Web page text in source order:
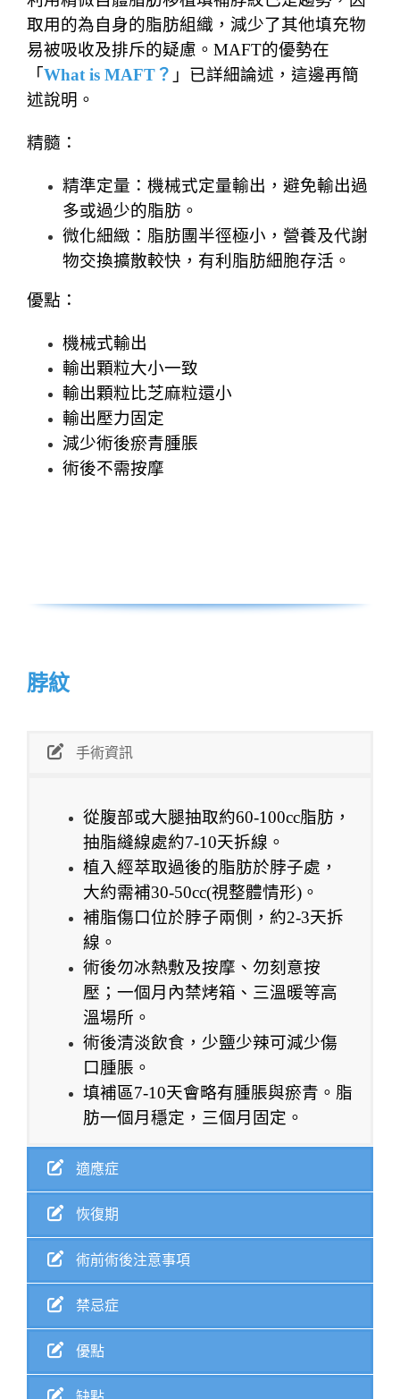
取用的為自身的脂肪組織，減少了其他填充物
易被吸收及排斥的疑慮。 MAFT的優勢在
「What is MAFT？ 」已詳細論述，這邊再簡
述說明。
精髓：
精準定量：機械式定量輸出，避免輸出過
多或過少的脂肪。
微化細緻：脂肪團半徑極小，營養及代謝
物交換擴散較快，有利脂肪細胞存活。
優點：
機械式輸出
輸出顆粒大小一致
輸出顆粒比芝麻粒還小
輸出壓力固定
減少術後瘀青腫脹
術後不需按摩
脖紋
手術資訊
從腹部或大腿抽取約60-100cc脂肪，
抽脂縫線處約7-10天拆線。
植入經萃取過後的脂肪於脖子處，
大約需補30-50cc(視整體情形)。
補脂傷口位於脖子兩側，約2-3天拆
線。
術後勿冰熱敷及按摩、勿刻意按
壓；一個月內禁烤箱、三溫暖等高
溫場所。
術後清淡飲食，少鹽少辣可減少傷
口腫脹。
填補區7-10天會略有腫脹與瘀青。脂
肪一個月穩定，三個月固定。
適應症
恢復期
術前術後注意事項
禁忌症
優點